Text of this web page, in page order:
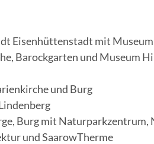
Eisenhüttenstadt mit
Barockgarten und Museum
und Burg
Burg mit
und SaarowTherme